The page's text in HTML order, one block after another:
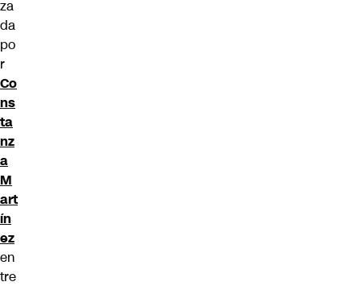
za
da
po
r
Co
ns
ta
nz
a
M
art
ín
ez
en
tre